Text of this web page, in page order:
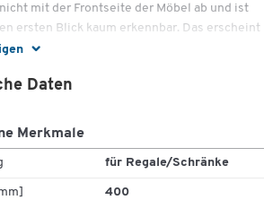
mit der Frontseite der Möbel ab und ist
ersten Blick kaum erkennbar. Das erscheint
die Möbel schweben und lassen sie optisch
unterstützt dabei auch die Standfestigkeit
ist für Regale und Schränke in der Breite 400
Daten
Merkmale
für Regale/Schränke
400